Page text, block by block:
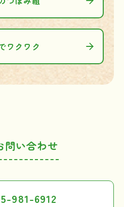
ワクワク
問い合わせ
981-6912